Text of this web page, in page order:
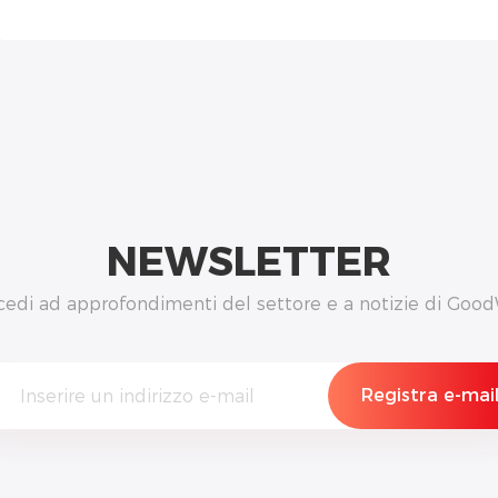
NEWSLETTER
ad approfondimenti del settore e a notizie di